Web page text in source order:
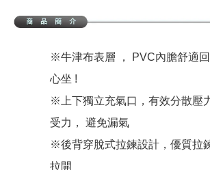
※牛津布表層 ， PVC內膽舒適
心坐 !
※上下獨立充氣口，有效分散壓
受力， 避免漏氣
※後背穿脫式拉鍊設計，優質拉
拉開